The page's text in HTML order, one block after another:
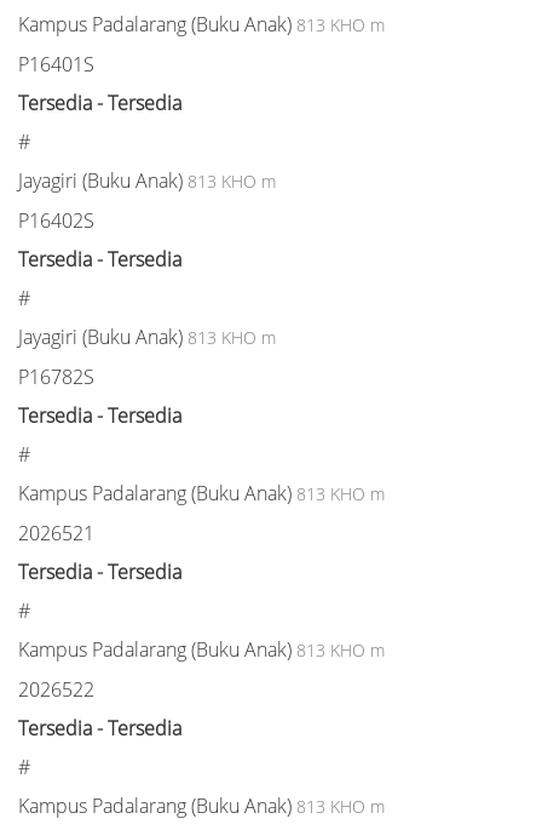
Kampus Padalarang (Buku Anak) 813 KHO m
P16401S
Tersedia - Tersedia
#
Jayagiri (Buku Anak) 813 KHO m
P16402S
Tersedia - Tersedia
#
Jayagiri (Buku Anak) 813 KHO m
P16782S
Tersedia - Tersedia
#
Kampus Padalarang (Buku Anak) 813 KHO m
2026521
Tersedia - Tersedia
#
Kampus Padalarang (Buku Anak) 813 KHO m
2026522
Tersedia - Tersedia
#
Kampus Padalarang (Buku Anak) 813 KHO m